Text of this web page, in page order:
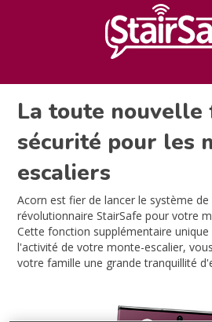
La toute nouvelle
sécurité pour les
escaliers
Acorn est fier de lancer le système de
révolutionnaire StairSafe pour votre
Cette fonction supplémentaire
l'activité de votre monte-escalier,
votre famille une grande tranquillité